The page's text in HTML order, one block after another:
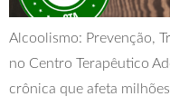
Alcoolismo: Prevenção,
no Centro Terapêutico
crônica que afeta